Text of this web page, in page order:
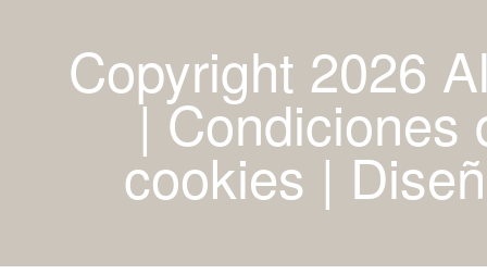
Copyright 2026
| Condiciones
cookies |